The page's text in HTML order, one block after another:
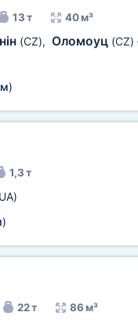
13 т 40 м³
(CZ), Оломоуц (CZ)
)
1,3 т
)
22 т 86 м³